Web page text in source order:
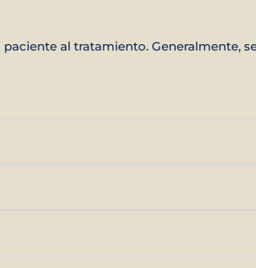
al tratamiento. Generalmente,